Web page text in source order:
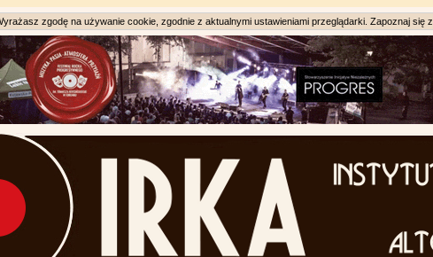
zgodę na używanie cookie, zgodnie z aktualnymi ustawieniami przeglądarki. Zapoznaj się z